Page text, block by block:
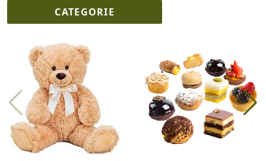
CATEGORIE
I più scelti
Profumi Collane Lussoni®
Trudi® THUN®
Regali Personalizzati